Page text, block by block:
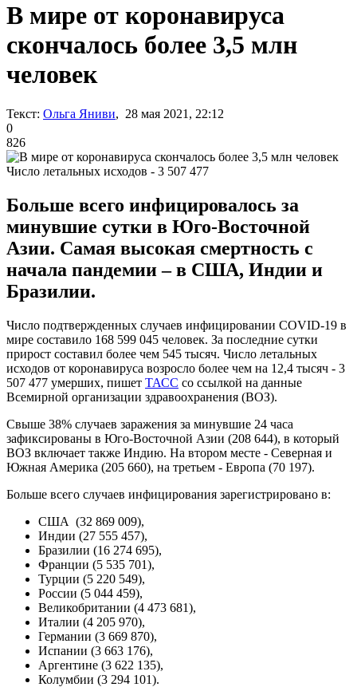
В мире от коронавируса
скончалось более 3,5 млн
человек
Текст: Ольга Яниви, 28 мая 2021, 22:12
0
826
Число летальных исходов - 3 507 477
Больше всего инфицировалось за
минувшие сутки в Юго-Восточной
Азии. Самая высокая смертность с
начала пандемии – в США, Индии и
Бразилии.
Число подтвержденных случаев инфицировании COVID-19 в
мире составило 168 599 045 человек. За последние сутки
прирост составил более чем 545 тысяч. Число летальных
исходов от коронавируса возросло более чем на 12,4 тысяч - 3
507 477 умерших, пишет ТАСС со ссылкой на данные
Всемирной организации здравоохранения (ВОЗ).
Свыше 38% случаев заражения за минувшие 24 часа
зафиксированы в Юго-Восточной Азии (208 644), в который
ВОЗ включает также Индию. На втором месте - Северная и
Южная Америка (205 660), на третьем - Европа (70 197).
Больше всего случаев инфицирования зарегистрировано в:
США (32 869 009),
Индии (27 555 457),
Бразилии (16 274 695),
Франции (5 535 701),
Турции (5 220 549),
России (5 044 459),
Великобритании (4 473 681),
Италии (4 205 970),
Германии (3 669 870),
Испании (3 663 176),
Аргентине (3 622 135),
Колумбии (3 294 101).